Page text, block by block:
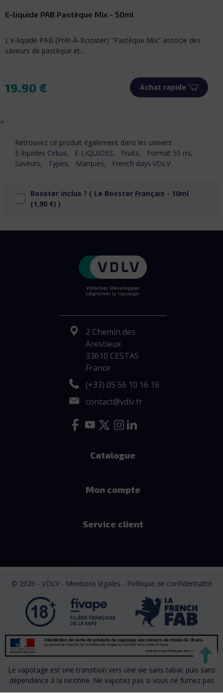
des
Le Booster Français - 10ml
Booster de 20mg/ml de nicotine 100% française et sans
arôme pour nicotiner vos...
Prix
1.90 € Achat rapide
‹›
Retrouvez ce produit également dans les univers
E-liquides Cirkus,
E-LIQUIDES, Fruits,
Format 50 ml,
Saveurs,
Types, Marques, French days VDLV
Booster inclus ? ( Le Booster Français - 10ml
(1,90 €) )
2 Chemin des
Arestieux
33610 CESTAS
France
(+33) 05 56 10 16 16
contact@vdlv.fr
Catalogue
Mon compte
Service client
© 2026 - VDLV - Mentions légales - Politique de confidentialité
Le vapotage est une transition vers une vie sans tabac puis sans
dépendance à la nicotine. Ne vapotez pas si vous ne fumez pas